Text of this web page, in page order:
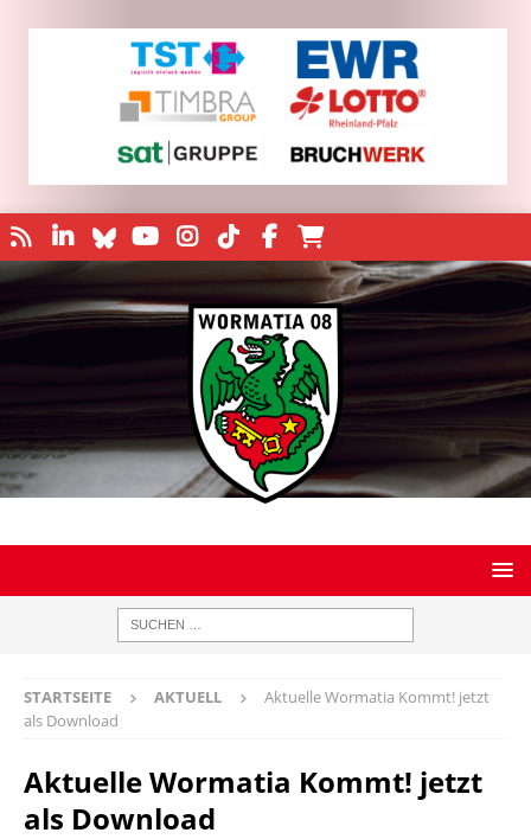
STARTSEITE AKTUELL
Aktuelle Wormatia Kommt! jetzt
als Download
Aktuelle Wormatia Kommt! jetzt
als Download